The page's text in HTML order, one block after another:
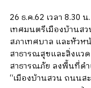
26 ธ.ค.62 เวลา 8.30
เทศมนตรีเมืองบ้านส
สภาเทศบาล และหัวห
สาธารณสุขและสิ่งแว
สาธารณภัย ลงพื้นที่ดำ
“เมืองบ้านสวน ถนนส